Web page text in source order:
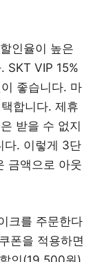
인율이 높은
SKT VIP 15%
좋습니다. 마
합니다. 제휴
받을 수 없지
다. 이렇게 3단
금액으로 아웃
크를 주문한다
폰을 적용하면